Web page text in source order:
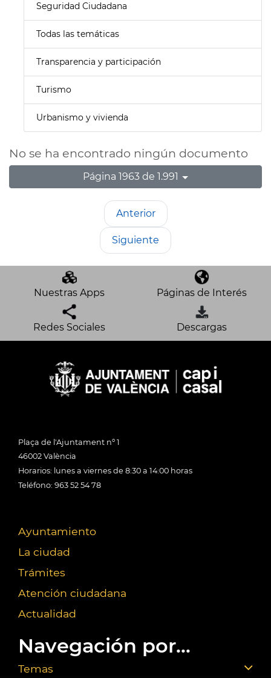
Seguridad Ciudadana
Todas las temáticas
Transparencia y participación
Turismo
Urbanismo y vivienda
No se ha encontrado ningún documento
Página 1963 de 1.991
Anterior
Siguiente
Nuestras Apps Páginas de Interés
Redes Sociales Descargas
Plaça de l'Ajuntament nº 1
46002 València
Horarios: lunes a viernes de 8:30 a 14:00 horas
Teléfono: 963 52 54 78
Ayuntamiento
La ciudad
Trámites
Atención ciudadana
Actualidad
Navegación por...
Temas